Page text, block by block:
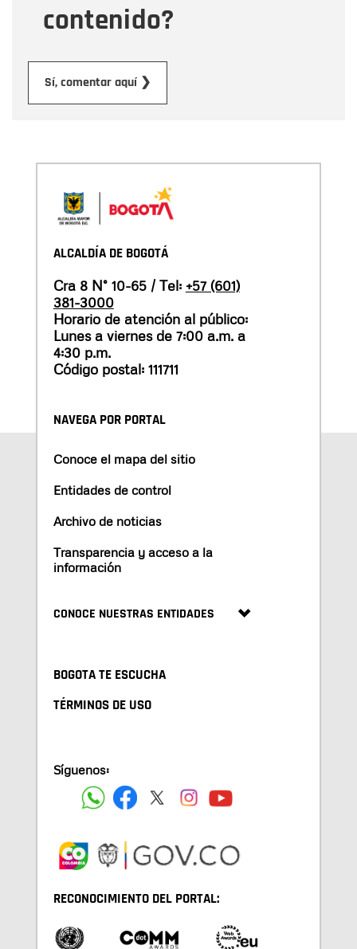
contenido?
Sí, comentar aquí ❯
ALCALDÍA DE BOGOTÁ
Cra 8 N° 10-65 / Tel: +57 (601)
381-3000
Horario de atención al público:
Lunes a viernes de 7:00 a.m. a
4:30 p.m.
Código postal: 111711
NAVEGA POR PORTAL
Conoce el mapa del sitio
Entidades de control
Archivo de noticias
Transparencia y acceso a la
información
CONOCE NUESTRAS ENTIDADES
BOGOTA TE ESCUCHA
TÉRMINOS DE USO
Síguenos:
RECONOCIMIENTO DEL PORTAL: